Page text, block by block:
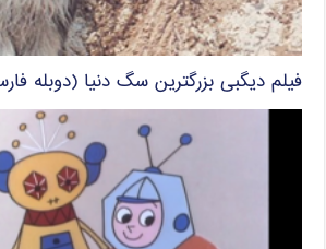
فیلم دیگبی بزرگترین سگ دنیا (دوبله